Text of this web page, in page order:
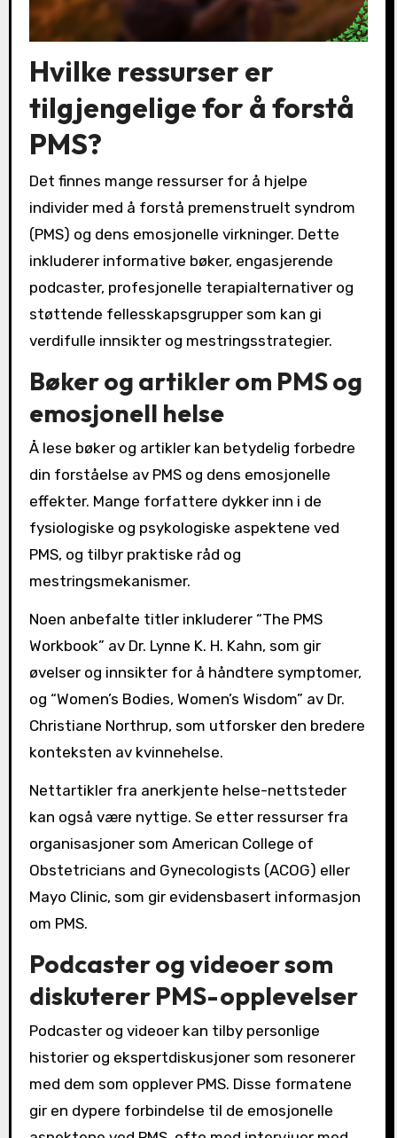
Hvilke ressurser er
tilgjengelige for å forstå
PMS?
Det finnes mange ressurser for å hjelpe
individer med å forstå premenstruelt syndrom
(PMS) og dens emosjonelle virkninger. Dette
inkluderer informative bøker, engasjerende
podcaster, profesjonelle terapialternativer og
støttende fellesskapsgrupper som kan gi
verdifulle innsikter og mestringsstrategier.
Bøker og artikler om PMS og
emosjonell helse
Å lese bøker og artikler kan betydelig forbedre
din forståelse av PMS og dens emosjonelle
effekter. Mange forfattere dykker inn i de
fysiologiske og psykologiske aspektene ved
PMS, og tilbyr praktiske råd og
mestringsmekanismer.
Noen anbefalte titler inkluderer “The PMS
Workbook” av Dr. Lynne K. H. Kahn, som gir
øvelser og innsikter for å håndtere symptomer,
og “Women’s Bodies, Women’s Wisdom” av Dr.
Christiane Northrup, som utforsker den bredere
konteksten av kvinnehelse.
Nettartikler fra anerkjente helse-nettsteder
kan også være nyttige. Se etter ressurser fra
organisasjoner som American College of
Obstetricians and Gynecologists (ACOG) eller
Mayo Clinic, som gir evidensbasert informasjon
om PMS.
Podcaster og videoer som
diskuterer PMS-opplevelser
Podcaster og videoer kan tilby personlige
historier og ekspertdiskusjoner som resonerer
med dem som opplever PMS. Disse formatene
gir en dypere forbindelse til de emosjonelle